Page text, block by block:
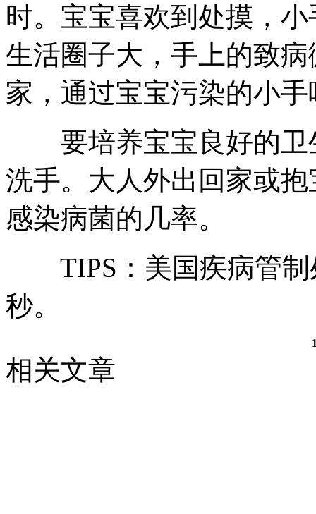
时。宝宝喜欢到处摸，
生活圈子大，手上的致
家，通过宝宝污染的小
要培养宝宝良好的卫
洗手。大人外出回家或
感染病菌的几率。
TIPS：美国疾病管制
秒。
相关文章